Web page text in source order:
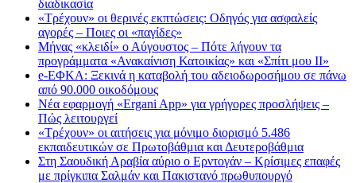
διαδικασία
«Τρέχουν» οι θερινές εκπτώσεις: Οδηγός για ασφαλείς
αγορές – Ποιες οι «παγίδες»
Μήνας «κλειδί» ο Αύγουστος – Πότε λήγουν τα
προγράμματα «Ανακαίνιση Κατοικίας» και «Σπίτι μου ΙΙ»
e-ΕΦΚΑ: Ξεκινά η καταβολή του αδειοδωροσήμου σε πάνω
από 90.000 οικοδόμους
Νέα εφαρμογή «Ergani App» για γρήγορες προσλήψεις –
Πώς λειτουργεί
«Τρέχουν» οι αιτήσεις για μόνιμο διορισμό 5.486
εκπαιδευτικών σε Πρωτοβάθμια και Δευτεροβάθμια
Στη Σαουδική Αραβία αύριο ο Ερντογάν – Κρίσιμες επαφές
με πρίγκιπα Σαλμάν και Πακιστανό πρωθυπουργό